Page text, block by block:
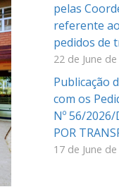
pelas
referente
pedidos de
22 de June
Publicação
com os
Nº 56/2026/
POR
17 de June